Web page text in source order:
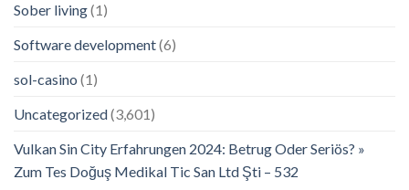
Sober living(1)
Software development(6)
sol-casino (1)
Uncategorized(3,601)
Vulkan Sin City Erfahrungen 2024: Betrug Oder Seriös? »
Zum Tes Doğuş Medikal Tic San Ltd Şti – 532